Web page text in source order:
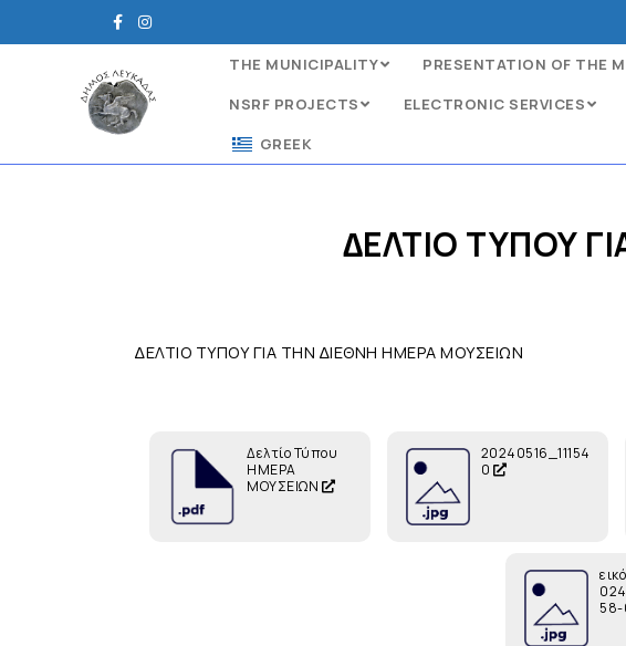
THE MUNICIPALITY PRESENTATION OF THE
NSRF PROJECTS
ELECTRONIC SERVICES
GREEK
∆ΕΛΤΙΟ ΤΥΠΟΥ
∆ΕΛΤΙΟ ΤΥΠΟΥ ΓΙΑ ΤΗΝ ∆ΙΕΘΝΗ ΗΜΕΡΑ ΜΟΥΣΕΙΩΝ
Δελτίο Τύπου
ΗΜΕΡΑ
ΜΟΥΣΕΙΩΝ
20240516_11154
0